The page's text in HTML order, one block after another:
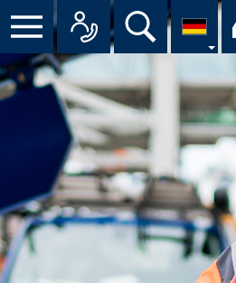
Menü Alle Suche